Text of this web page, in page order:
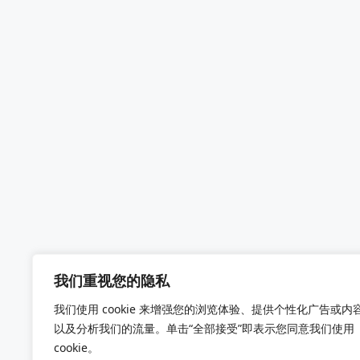
我们重视您的隐私
我们使用 cookie 来增强您的浏览体验、提供个性化广告或内
以及分析我们的流量。单击“全部接受”即表示您同意我们使用
cookie。